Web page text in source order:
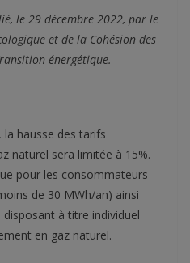
le 29 décembre 2022, par le
et de la Cohésion des
énergétique.
hausse des tarifs
naturel sera limitée à 15%.
pour les consommateurs
de 30 MWh/an) ainsi
à titre individuel
en gaz naturel.